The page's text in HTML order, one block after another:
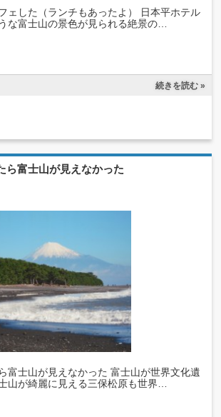
ェした（ランチもあったよ） 日本平ホテル
な富士山の景色が見られる絶景の…
続きを読む »
ら富士山が見えなかった
富士山が見えなかった 富士山が世界文化遺
山が綺麗に見える三保松原も世界…